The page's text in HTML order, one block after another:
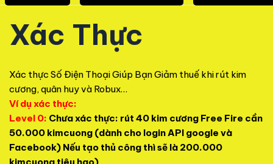
Xác Thực
Xác thực Số Điện Thoại Giúp Bạn Giảm thuế khi rút kim
cương, quân huy và Robux…
Ví dụ xác thực:
Level 0: Chưa xác thực: rút 40 kim cương Free Fire cần
50.000 kimcuong (dành cho login API google và
Facebook) Nếu tạo thủ công thì sẽ là 200.000